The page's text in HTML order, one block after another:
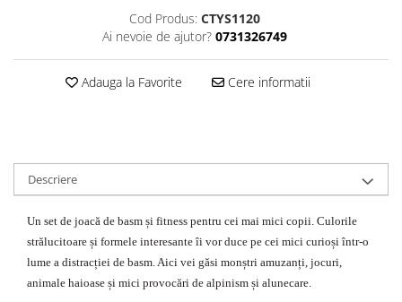
Fotbal si Handbal
Tenis si Volei
Trasee Ninja
Echipamente fitness
Mese de jocuri
MOBILIER URBAN
Garduri/Imprejmuiri
Cosuri de gunoi
Cod Produs: CTYS1120
Ai nevoie de ajutor? 0731326749
Adauga la Favorite Cere informatii
Descriere
Un set de joacă de basm și fitness pentru cei mai mici copii. Culorile
strălucitoare și formele interesante îi vor duce pe cei mici curioși într-o
lume a distracției de basm. Aici vei găsi monștri amuzanți, jocuri,
animale haioase și mici provocări de alpinism și alunecare.